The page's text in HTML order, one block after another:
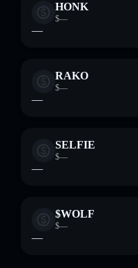
HONK
$—
—
RAKO
$—
—
SELFIE
$—
—
$WOLF
$—
—